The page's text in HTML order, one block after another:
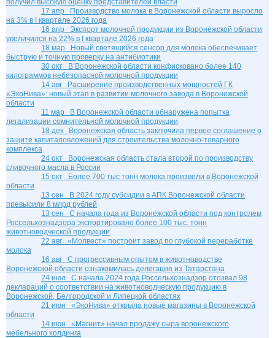
17 апр Производство молока в Воронежской области выросло
на 3% в I квартале 2026 года
16 апр Экспорт молочной продукции из Воронежской области
увеличился на 22% в I квартале 2026 года
18 мар Новый светящийся сенсор для молока обеспечивает
быструю и точную проверку на антибиотики
30 окт В Воронежской области конфисковано более 140
килограммов небезопасной молочной продукции
14 авг Расширение производственных мощностей ГК
«ЭкоНива»: новый этап в развитии молочного завода в Воронежской
области
11 мар В Воронежской области обнаружена попытка
легализации сомнительной молочной продукции
18 дек Воронежская область заключила первое соглашение о
защите капиталовложений для строительства молочно-товарного
комплекса
24 окт Воронежская область стала второй по производству
сливочного масла в России
15 окт Более 700 тыс тонн молока произвели в Воронежской
области
13 сен В 2024 году субсидии в АПК Воронежской области
превысили 8 млрд рублей
13 сен С начала года из Воронежской области под контролем
Россельхознадзора экспортировано более 100 тыс. тонн
животноводческой продукции
22 авг «Молвест» построит завод по глубокой переработке
молока
16 авг С прогрессивным опытом в животноводстве
Воронежской области ознакомилась делегация из Татарстана
24 июл С начала 2024 года Россельхознадзор отозвал 98
деклараций о соответствии на животноводческую продукцию в
Воронежской, Белгородской и Липецкой областях
21 июн «ЭкоНива» открыла новые магазины в Воронежской
области
14 июн «Магнит» начал продажу сыра воронежского
мебельного холдинга